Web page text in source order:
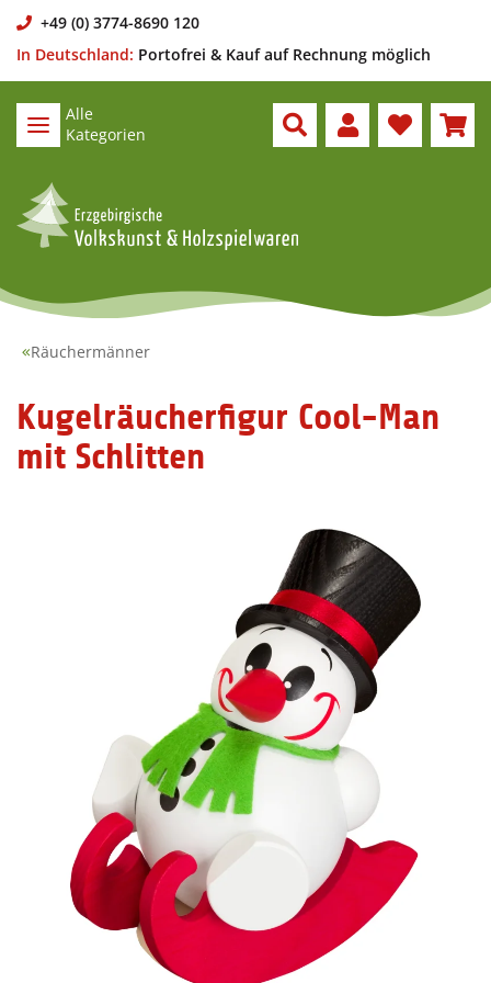
+49 (0) 3774-8690 120
In Deutschland: Portofrei & Kauf auf Rechnung möglich
Alle
Kategorien
Räuchermänner
Kugelräucherfigur Cool-Man
mit Schlitten